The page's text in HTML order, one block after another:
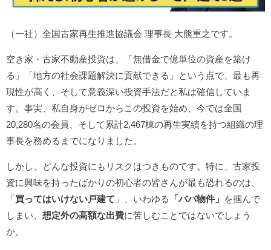
（一社）全国古家再生推進協議会 理事長 大熊重之です。
空き家・古家不動産投資は、「無借金で億単位の資産を築け
る」「地方の社会課題解決に貢献できる」という点で、最も再
現性が高く、そして意義深い投資手法だと私は確信していま
す。事実、私自身がゼロからこの投資を始め、今では全国
20,280名の会員、そして累計2,467棟の再生実績を持つ組織の理
事長を務めるまでになりました。
しかし、どんな投資にもリスクはつきものです。特に、古家投
資に興味を持ったばかりの初心者の皆さんが最も恐れるのは、
「買ってはいけない戸建て 」、いわゆる 「ババ物件」 を掴んで
しまい、 想定外の高額な出費に苦しむことではないでしょう
か。